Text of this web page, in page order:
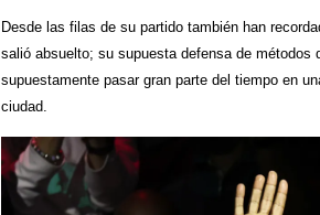
Desde las filas de su partido también han
salió absuelto; su supuesta defensa de
supuestamente pasar gran parte del tiempo en
ciudad.